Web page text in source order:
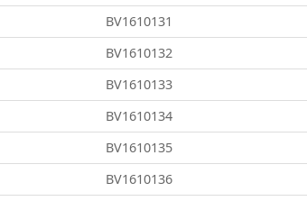
BV1610131
BV1610132
BV1610133
BV1610134
BV1610135
BV1610136